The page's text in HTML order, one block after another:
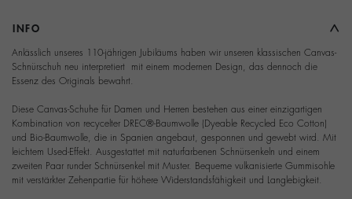
INFO
Anlässlich unseres 110-jährigen Jubiläums haben wir unseren klassischen Canvas-
Schnürschuh neu interpretiert  mit einem modernen Design, das dennoch die
Essenz des Originals bewahrt.
Diese Canvas-Schuhe für Damen und Herren bestehen aus einer einzigartigen
Kombination von recycelter DREC®-Baumwolle (Dyeable Recycled Eco Cotton)
und Bio-Baumwolle, die in Spanien angebaut, gesponnen und gewebt wird. Mit
leichtem Used-Effekt. Ausgestattet mit naturfarbenen Schnürsenkeln und einem
zweiten Paar runder Schnürsenkel mit Muster. Bequeme vulkanisierte Gummisohle
mit verstärkter Zehenpartie für höhere Widerstandsfähigkeit und Langlebigkeit.